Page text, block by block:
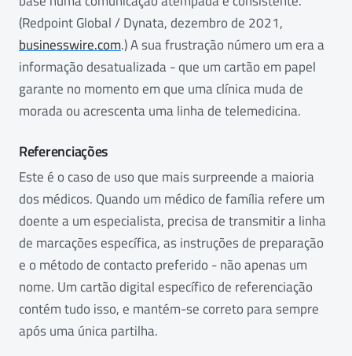
(Redpoint Global / Dynata, dezembro de 2021,
businesswire.com.) A sua frustração número um era a
informação desatualizada - que um cartão em papel
garante no momento em que uma clínica muda de
morada ou acrescenta uma linha de telemedicina.
Referenciações
Este é o caso de uso que mais surpreende a maioria
dos médicos. Quando um médico de família refere um
doente a um especialista, precisa de transmitir a linha
de marcações específica, as instruções de preparação
e o método de contacto preferido - não apenas um
nome. Um cartão digital específico de referenciação
contém tudo isso, e mantém-se correto para sempre
após uma única partilha.